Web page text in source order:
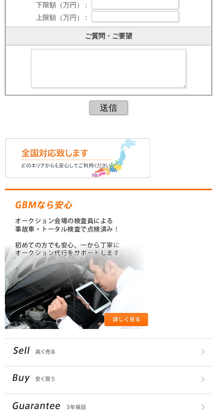
下限額（万円） :
上限額（万円） :
ご質問・ご要望